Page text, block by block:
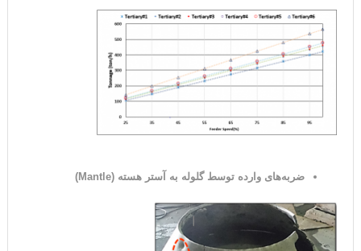
ضربه‌های وارده توسط گلوله به آستر هسته (Mantle
)